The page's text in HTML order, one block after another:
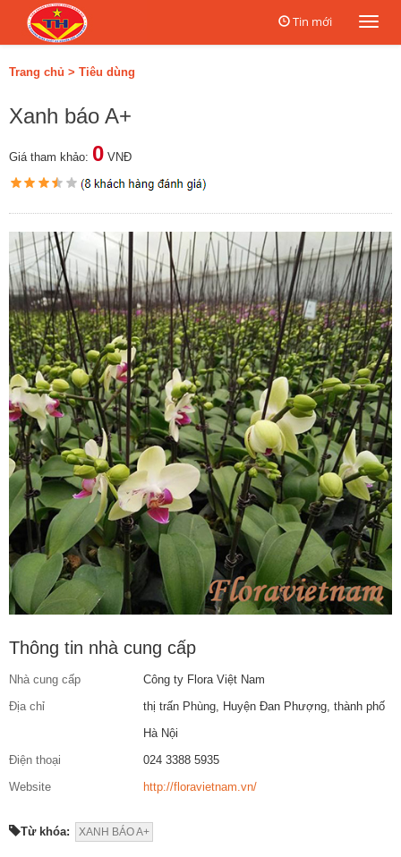
Tin mới
Trang chủ > Tiêu dùng
Xanh báo A+
Giá tham khảo: 0 VNĐ
Thông tin nhà cung cấp
Nhà cung cấp
Công ty Flora Việt Nam
Địa chỉ
thị trấn Phùng, Huyện Đan Phượng, thành phố
Hà Nội
Điện thoại
024 3388 5935
Website
http://floravietnam.vn/
Từ khóa: XANH BÁO A+